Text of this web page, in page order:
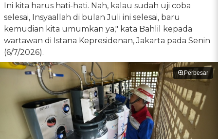
Ini kita harus hati-hati. Nah, kalau sudah uji coba
selesai, Insyaallah di bulan Juli ini selesai, baru
kemudian kita umumkan ya," kata Bahlil kepada
wartawan di Istana Kepresidenan, Jakarta pada Senin
(6/7/2026).
Perbesar